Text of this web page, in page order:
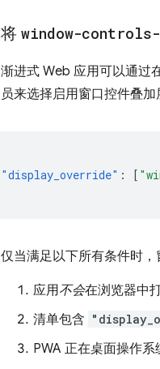
将 window-
渐进式 Web 应用可以通过
员来选择启用窗口控件叠加
"display_override" : [
仅当满足以下所有条件时，
应用不会在浏览器中
清单包含
PWA 正在桌面操作系